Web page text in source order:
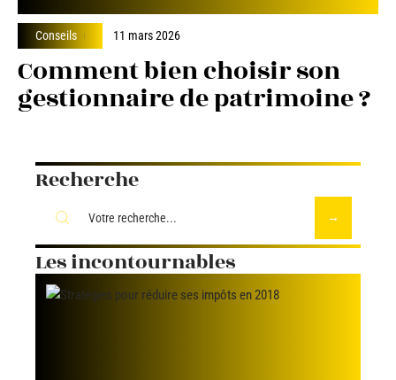
Conseils 11 mars 2026
Comment bien choisir son
gestionnaire de patrimoine ?
Recherche
Les incontournables